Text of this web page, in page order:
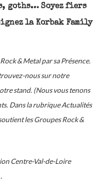
goths… Soyez fiers
la Korbak Family
& Metal par sa Présence.
nous sur notre
stand. (Nous vous tenons
Dans la rubrique Actualités
les Groupes Rock &
Centre-Val-de-Loire